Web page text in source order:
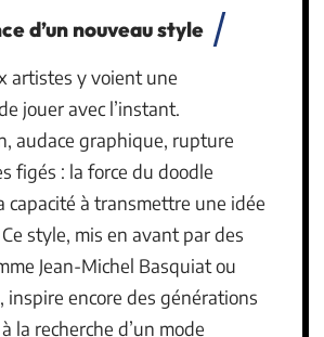
d’un nouveau style
artistes y voient une
jouer avec l’instant.
audace graphique, rupture
figés : la force du doodle
capacité à transmettre une idée
style, mis en avant par des
Jean-Michel Basquiat ou
inspire encore des générations
la recherche d’un mode